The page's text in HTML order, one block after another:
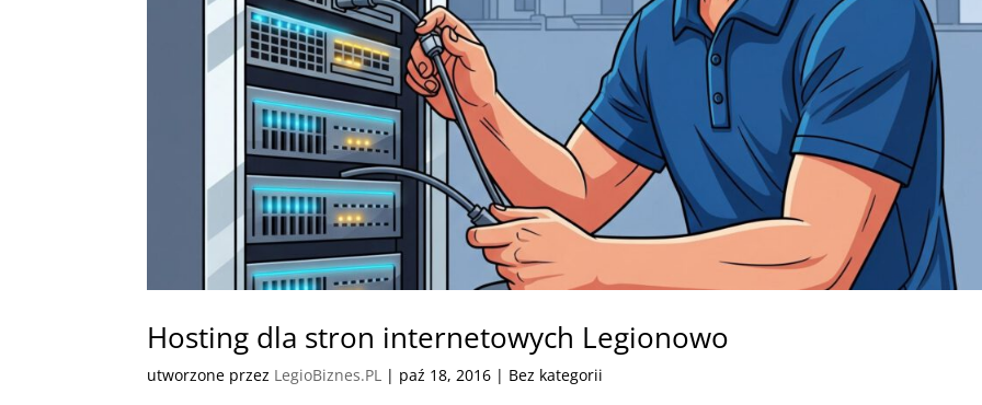
Hosting dla stron internetowych Legionowo
utworzone przez LegioBiznes.PL | paź 18, 2016 | Bez kategorii